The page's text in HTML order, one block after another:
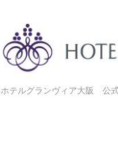
ホテルグランヴィア大阪 公